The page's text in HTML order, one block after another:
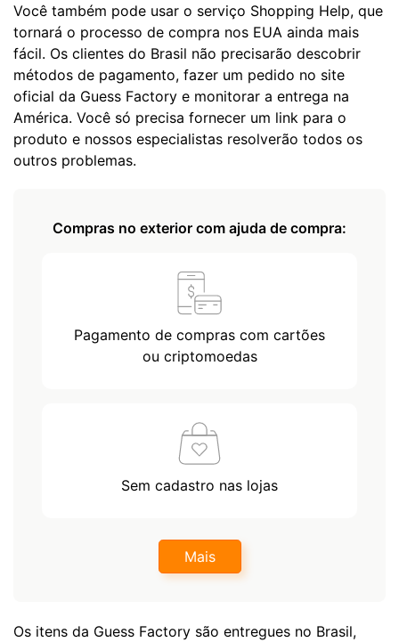
Você também pode usar o serviço Shopping Help, que
tornará o processo de compra nos EUA ainda mais
fácil. Os clientes do Brasil não precisarão descobrir
métodos de pagamento, fazer um pedido no site
oficial da Guess Factory e monitorar a entrega na
América. Você só precisa fornecer um link para o
produto e nossos especialistas resolverão todos os
outros problemas.
Compras no exterior com ajuda de compra:
Pagamento de compras com cartões
ou criptomoedas
Sem cadastro nas lojas
Mais
Os itens da Guess Factory são entregues no Brasil,